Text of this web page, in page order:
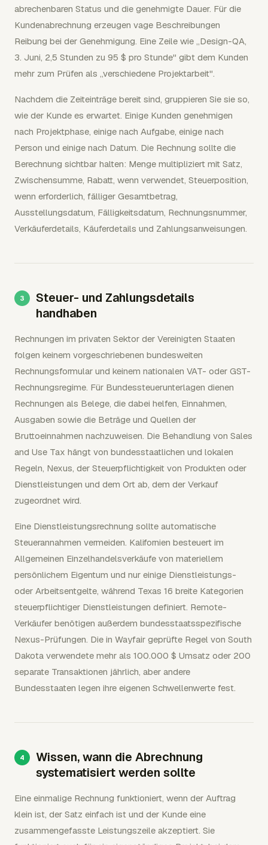
abrechenbaren Status und die genehmigte Dauer. Für die
Kundenabrechnung erzeugen vage Beschreibungen
Reibung bei der Genehmigung. Eine Zeile wie „Design-QA,
3. Juni, 2,5 Stunden zu 95 $ pro Stunde" gibt dem Kunden
mehr zum Prüfen als „verschiedene Projektarbeit".
Nachdem die Zeiteinträge bereit sind, gruppieren Sie sie so,
wie der Kunde es erwartet. Einige Kunden genehmigen
nach Projektphase, einige nach Aufgabe, einige nach
Person und einige nach Datum. Die Rechnung sollte die
Berechnung sichtbar halten: Menge multipliziert mit Satz,
Zwischensumme, Rabatt, wenn verwendet, Steuerposition,
wenn erforderlich, fälliger Gesamtbetrag,
Ausstellungsdatum, Fälligkeitsdatum, Rechnungsnummer,
Verkäuferdetails, Käuferdetails und Zahlungsanweisungen.
Steuer- und Zahlungsdetails
handhaben
Rechnungen im privaten Sektor der Vereinigten Staaten
folgen keinem vorgeschriebenen bundesweiten
Rechnungsformular und keinem nationalen VAT- oder GST-
Rechnungsregime. Für Bundessteuerunterlagen dienen
Rechnungen als Belege, die dabei helfen, Einnahmen,
Ausgaben sowie die Beträge und Quellen der
Bruttoeinnahmen nachzuweisen. Die Behandlung von Sales
and Use Tax hängt von bundesstaatlichen und lokalen
Regeln, Nexus, der Steuerpflichtigkeit von Produkten oder
Dienstleistungen und dem Ort ab, dem der Verkauf
zugeordnet wird.
Eine Dienstleistungsrechnung sollte automatische
Steuerannahmen vermeiden. Kalifornien besteuert im
Allgemeinen Einzelhandelsverkäufe von materiellem
persönlichem Eigentum und nur einige Dienstleistungs-
oder Arbeitsentgelte, während Texas 16 breite Kategorien
steuerpflichtiger Dienstleistungen definiert. Remote-
Verkäufer benötigen außerdem bundesstaatsspezifische
Nexus-Prüfungen. Die in Wayfair geprüfte Regel von South
Dakota verwendete mehr als 100.000 $ Umsatz oder 200
separate Transaktionen jährlich, aber andere
Bundesstaaten legen ihre eigenen Schwellenwerte fest.
Wissen, wann die Abrechnung
systematisiert werden sollte
Eine einmalige Rechnung funktioniert, wenn der Auftrag
klein ist, der Satz einfach ist und der Kunde eine
zusammengefasste Leistungszeile akzeptiert. Sie